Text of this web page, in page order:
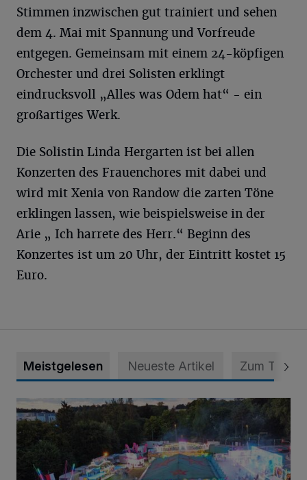
Stimmen inzwischen gut trainiert und sehen
dem 4. Mai mit Spannung und Vorfreude
entgegen. Gemeinsam mit einem 24-köpfigen
Orchester und drei Solisten erklingt
eindrucksvoll „Alles was Odem hat“ - ein
großartiges Werk.
Die Solistin Linda Hergarten ist bei allen
Konzerten des Frauenchores mit dabei und
wird mit Xenia von Randow die zarten Töne
erklingen lassen, wie beispielsweise in der
Arie „ Ich harrete des Herr.“ Beginn des
Konzertes ist um 20 Uhr, der Eintritt kostet 15
Euro.
Meistgelesen Neueste Artikel Zum Thema
Vier Tage mit vollem Programm